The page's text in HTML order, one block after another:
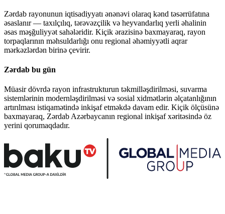
Zərdab rayonunun iqtisadiyyatı ənənəvi olaraq kənd təsərrüfatına
əsaslanır — taxılçılıq, tərəvəzçilik və heyvandarlıq yerli əhalinin
əsas məşğuliyyət sahələridir. Kiçik ərazisinə baxmayaraq, rayon
torpaqlarının məhsuldarlığı onu regional əhəmiyyətli aqrar
mərkəzlərdən birinə çevirir.
Zərdab bu gün
Müasir dövrdə rayon infrastrukturun təkmilləşdirilməsi, suvarma
sistemlərinin modernləşdirilməsi və sosial xidmətlərin əlçatanlığının
artırılması istiqamətində inkişaf etməkdə davam edir. Kiçik ölçüsünə
baxmayaraq, Zərdab Azərbaycanın regional inkişaf xəritəsində öz
yerini qorumaqdadır.